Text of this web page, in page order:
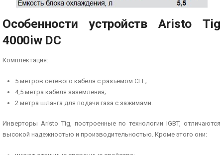
Особенности устройств Aristo Tig
4000iw DC
Комплектация:
5 метров сетевого кабеля с разъемом СЕЕ;
4,5 метра кабеля заземления;
2 метра шланга для подачи газа с зажимами.
Инверторы Aristo Tig, построенные по технологии IGBT, отличаются
высокой надежностью и производительностью. Кроме этого они: